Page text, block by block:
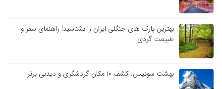
بهترین پارک های جنگلی ایران را بشناسید! راهنمای سفر و
طبیعت گردی
بهشت سوئیس: کشف ۱۰ مکان گردشگری و دیدنی برتر